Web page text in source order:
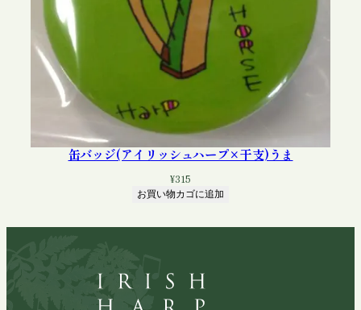
缶バッジ(アイリッシュハープ×干支)うま
¥315
お買い物カゴに追加